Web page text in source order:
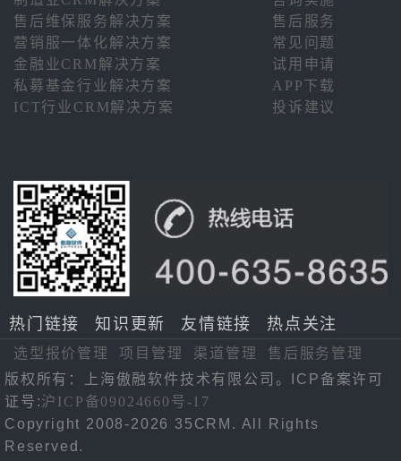
售后维保服务解决方案
售后服务
营销服一体化解决方案
常见问题
金融业CRM解决方案
试用申请
私募基金行业解决方案
APP下载
ICT行业CRM解决方案
投诉建议
热门链接 知识更新 友情链接 热点关注
选型报价管理 项目管理 渠道管理
售后服务管理
版权所有：上海傲融软件技术有限公司。ICP备案许可
证号:沪ICP备09024660号-17
Copyright 2008-2026 35CRM. All Rights
Reserved.